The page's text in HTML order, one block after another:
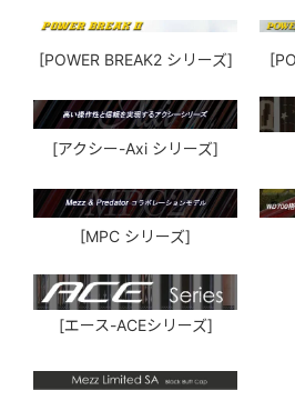
[POWER BREAK2 シリーズ]
[アクシー-Axi シリーズ]
[MPC シリーズ]
[エース-ACEシリーズ]